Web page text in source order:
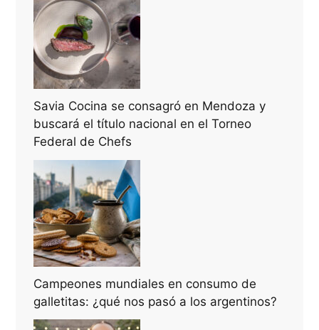
Savia Cocina se consagró en Mendoza y
buscará el título nacional en el Torneo
Federal de Chefs
Campeones mundiales en consumo de
galletitas: ¿qué nos pasó a los argentinos?